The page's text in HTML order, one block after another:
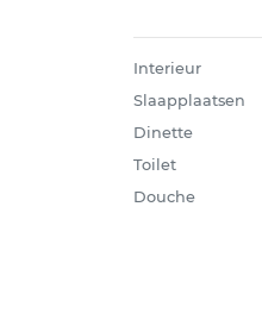
Interieur
Slaapplaatsen
Dinette
Toilet
Douche